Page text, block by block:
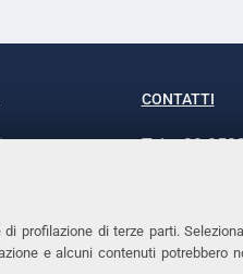
profilazione di terze parti.
e alcuni contenuti
CONTATTI
Tel. +39